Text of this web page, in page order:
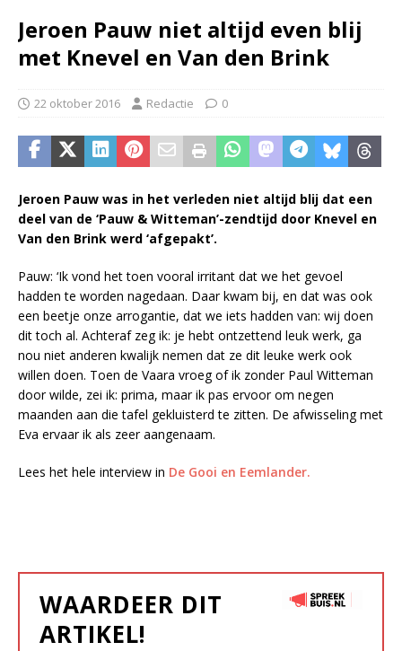
Jeroen Pauw niet altijd even blij
met Knevel en Van den Brink
22 oktober 2016 Redactie 0
Jeroen Pauw was in het verleden niet altijd blij dat een
deel van de ‘Pauw & Witteman’-zendtijd door Knevel en
Van den Brink werd ‘afgepakt’.
Pauw: ‘Ik vond het toen vooral irritant dat we het gevoel
hadden te worden nagedaan. Daar kwam bij, en dat was ook
een beetje onze arrogantie, dat we iets hadden van: wij doen
dit toch al. Achteraf zeg ik: je hebt ontzettend leuk werk, ga
nou niet anderen kwalijk nemen dat ze dit leuke werk ook
willen doen. Toen de Vaara vroeg of ik zonder Paul Witteman
door wilde, zei ik: prima, maar ik pas ervoor om negen
maanden aan die tafel gekluisterd te zitten. De afwisseling met
Eva ervaar ik als zeer aangenaam.
Lees het hele interview in De Gooi en Eemlander.
WAARDEER DIT
ARTIKEL!